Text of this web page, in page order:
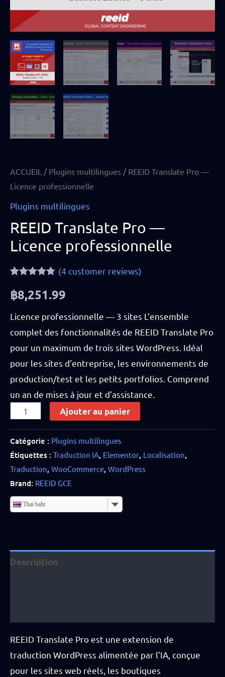
ACCUEIL / Plugins multilingues / REEID Translate Pro —
Licence professionnelle
Plugins multilingues
REEID Translate Pro —
Licence professionnelle
out of 5
based on
ratings
(4 customer reviews)
฿8,251.99
Licence professionnelle — 3 sites L’ensemble
complet des fonctionnalités de REEID Translate Pro
pour un maximum de trois sites WordPress. Idéal
pour les sites d’entreprise, les environnements de
production/test et les petits portfolios. Comprend
un an de mises à jour et d’assistance.
Ajouter au panier
Catégorie : Plugins multilingues
Étiquettes : Traduction IA, Elementor, Localisation,
Traduction, WooCommerce, WordPress
Brand: REEID GCE
Thai baht
Description
REEID Translate Pro est une extension de
traduction WordPress alimentée par l’IA, conçue
pour les sites web réels, les boutiques